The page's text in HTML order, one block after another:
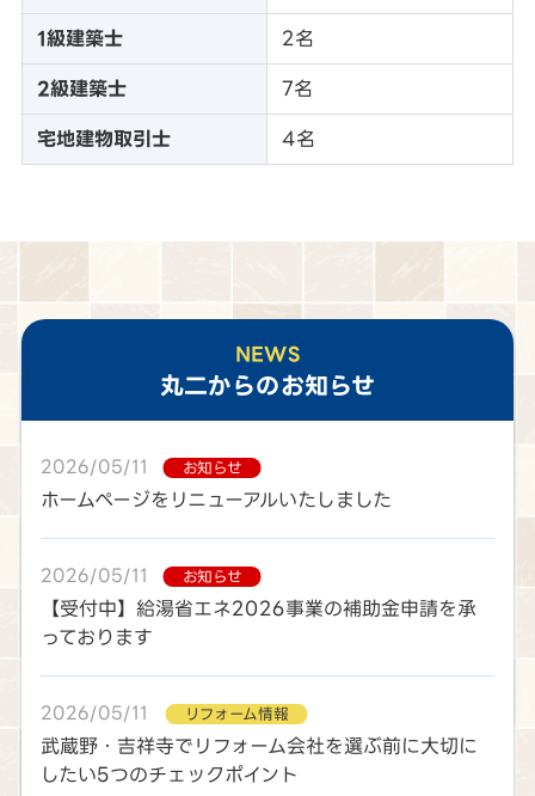
1級建築士 2名
2級建築士 7名
宅地建物取引士 4名
NEWS
丸二からのお知らせ
2026/05/11 お知らせ
ホームページをリニューアルいたしました
2026/05/11 お知らせ
【受付中】給湯省エネ2026事業の補助金申請を承
っております
2026/05/11 リフォーム情報
武蔵野・吉祥寺でリフォーム会社を選ぶ前に大切に
したい5つのチェックポイント